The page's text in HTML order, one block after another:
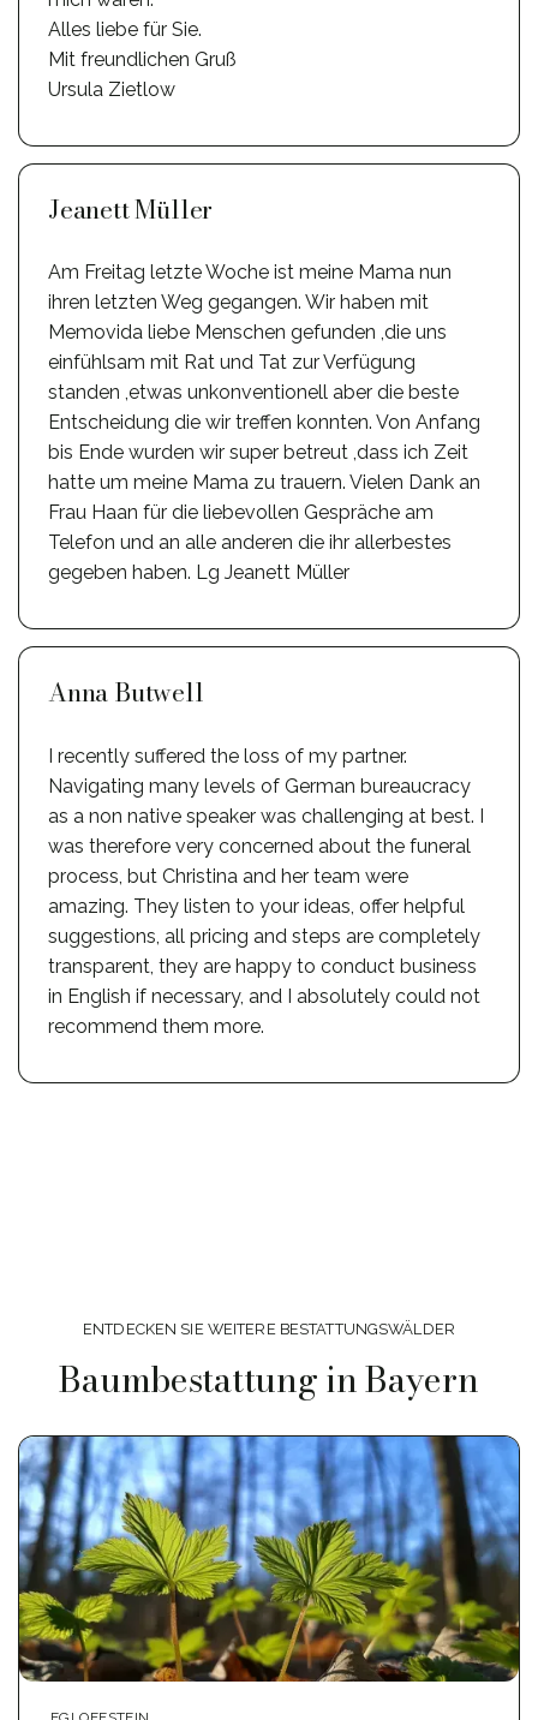
Alles liebe für Sie.
Mit freundlichen Gruß
Ursula Zietlow
Jeanett Müller
Am Freitag letzte Woche ist meine Mama nun
ihren letzten Weg gegangen. Wir haben mit
Memovida liebe Menschen gefunden ,die uns
einfühlsam mit Rat und Tat zur Verfügung
standen ,etwas unkonventionell aber die beste
Entscheidung die wir treffen konnten. Von Anfang
bis Ende wurden wir super betreut ,dass ich Zeit
hatte um meine Mama zu trauern. Vielen Dank an
Frau Haan für die liebevollen Gespräche am
Telefon und an alle anderen die ihr allerbestes
gegeben haben. Lg Jeanett Müller
Anna Butwell
I recently suffered the loss of my partner.
Navigating many levels of German bureaucracy
as a non native speaker was challenging at best. I
was therefore very concerned about the funeral
process, but Christina and her team were
amazing. They listen to your ideas, offer helpful
suggestions, all pricing and steps are completely
transparent, they are happy to conduct business
in English if necessary, and I absolutely could not
recommend them more.
ENTDECKEN SIE WEITERE BESTATTUNGSWÄLDER
Baumbestattung in Bayern